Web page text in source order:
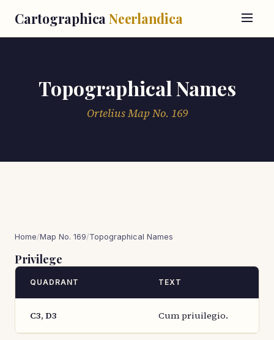
Cartographica Neerlandica
Topographical Names
Ortelius Map No. 169
Home/Map No. 169/Topographical Names
Privilege
QUADRANT TEXT
C3, D3 Cum priuilegio.